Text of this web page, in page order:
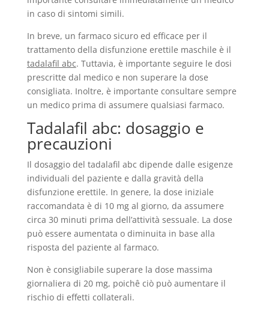
in caso di sintomi simili.
In breve, un farmaco sicuro ed efficace per il
trattamento della disfunzione erettile maschile è il
tadalafil abc. Tuttavia, è importante seguire le dosi
prescritte dal medico e non superare la dose
consigliata. Inoltre, è importante consultare sempre
un medico prima di assumere qualsiasi farmaco.
Tadalafil abc: dosaggio e
precauzioni
Il dosaggio del tadalafil abc dipende dalle esigenze
individuali del paziente e dalla gravità della
disfunzione erettile. In genere, la dose iniziale
raccomandata è di 10 mg al giorno, da assumere
circa 30 minuti prima dell’attività sessuale. La dose
può essere aumentata o diminuita in base alla
risposta del paziente al farmaco.
Non è consigliabile superare la dose massima
giornaliera di 20 mg, poichê ciò può aumentare il
rischio di effetti collaterali.